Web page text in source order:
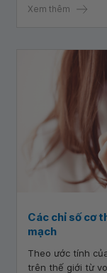
Xem thêm
Các chỉ số cơ
mạch
Theo ước tính
trên thế giới từ